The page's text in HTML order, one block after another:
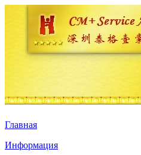
Главная
Информация